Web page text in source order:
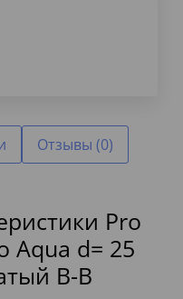
Отзывы (0)
Pro
Aqua d= 25
В-В